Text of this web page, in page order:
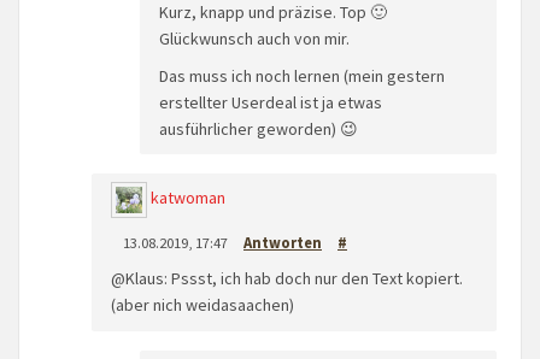
Kurz, knapp und präzise. Top 🙂
Glückwunsch auch von mir.
Das muss ich noch lernen (mein gestern
erstellter Userdeal ist ja etwas
ausführlicher geworden) 😉
katwoman
13.08.2019, 17:47 Antworten #
@Klaus: Pssst, ich hab doch nur den Text kopiert.
(aber nich weidasaachen)